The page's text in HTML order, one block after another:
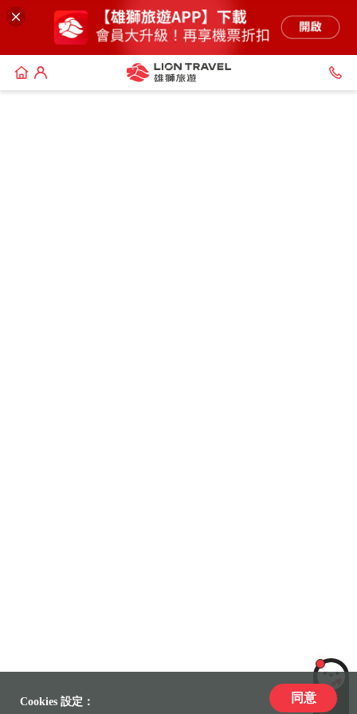
LiLi
Cookies 設定： 同意